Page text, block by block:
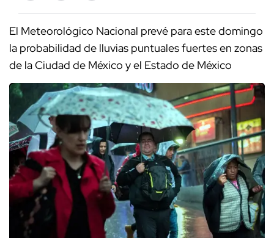
El Meteorológico Nacional prevé para este domingo
la probabilidad de lluvias puntuales fuertes en zonas
de la Ciudad de México y el Estado de México